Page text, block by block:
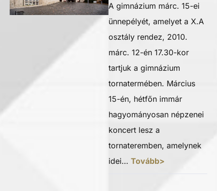
A gimnázium márc. 15-ei
ünnepélyét, amelyet a X.A
osztály rendez, 2010.
márc. 12-én 17.30-kor
tartjuk a gimnázium
tornatermében. Március
15-én, hétfőn immár
hagyományosan népzenei
koncert lesz a
tornateremben, amelynek
idei… Tovább>